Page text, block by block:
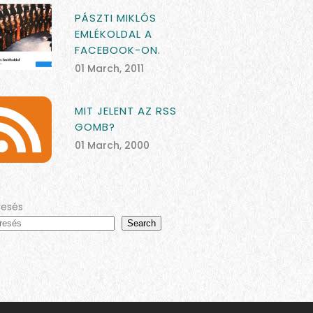
PÁSZTI MIKLÓS
EMLÉKOLDAL A
FACEBOOK-ON.
01 March, 2011
MIT JELENT AZ RSS
GOMB?
01 March, 2000
Search